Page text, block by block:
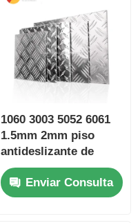
1060 3003 5052 6061
1.5mm 2mm piso
antideslizante de
aluminio placa
cuadriculada para la
construcción marino
Enviar Consulta